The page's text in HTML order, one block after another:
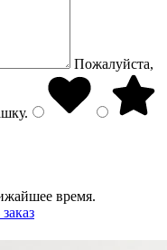
Пожалуйста,
.
время.